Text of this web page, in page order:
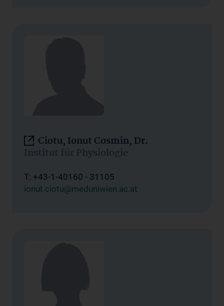
Ciotu, Ionut Cosmin, Dr.
Institut für Physiologie
T: +43-1-40160 - 31105
ionut.ciotu@meduniwien.ac.at